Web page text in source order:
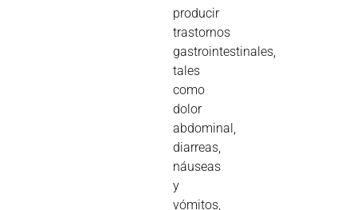
producir
trastornos
gastrointestinales,
tales
como
dolor
abdominal,
diarreas,
náuseas
y
vómitos,